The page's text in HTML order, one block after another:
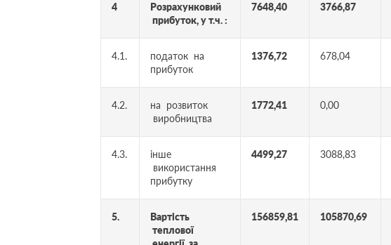
4
Розрахунковий
прибуток, у т.ч. :
7648,40 3766,87
4.1.
податок на
прибуток
1376,72 678,04
4.2.
на розвиток
виробництва
1772,41 0,00
4.3.
інше
використання
прибутку
4499,27 3088,83
5.
Вартість
теплової
156859,81 105870,69